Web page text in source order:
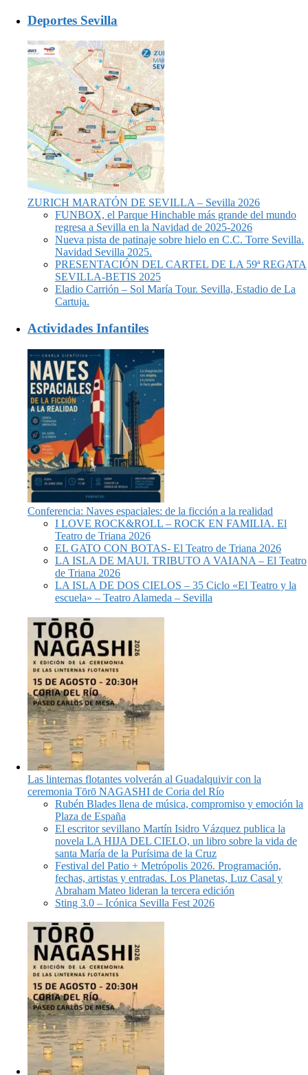
Deportes Sevilla
ZURICH MARATÓN DE SEVILLA – Sevilla 2026
FUNBOX, el Parque Hinchable más grande del mundo
regresa a Sevilla en la Navidad de 2025-2026
Nueva pista de patinaje sobre hielo en C.C. Torre Sevilla.
Navidad Sevilla 2025.
PRESENTACIÓN DEL CARTEL DE LA 59ª REGATA
SEVILLA-BETIS 2025
Eladio Carrión – Sol María Tour. Sevilla, Estadio de La
Cartuja.
Actividades Infantiles
Conferencia: Naves espaciales: de la ficción a la realidad
I LOVE ROCK&ROLL – ROCK EN FAMILIA. El
Teatro de Triana 2026
EL GATO CON BOTAS- El Teatro de Triana 2026
LA ISLA DE MAUI. TRIBUTO A VAIANA – El Teatro
de Triana 2026
LA ISLA DE DOS CIELOS – 35 Ciclo «El Teatro y la
escuela» – Teatro Alameda – Sevilla
Las linternas flotantes volverán al Guadalquivir con la
ceremonia Tōrō NAGASHI de Coria del Río
Rubén Blades llena de música, compromiso y emoción la
Plaza de España
El escritor sevillano Martín Isidro Vázquez publica la
novela LA HIJA DEL CIELO, un libro sobre la vida de
santa María de la Purísima de la Cruz
Festival del Patio + Metrópolis 2026. Programación,
fechas, artistas y entradas. Los Planetas, Luz Casal y
Abraham Mateo lideran la tercera edición
Sting 3.0 – Icónica Sevilla Fest 2026